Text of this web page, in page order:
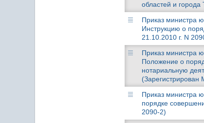
областей и
Приказ министра
Инструкцию о
21.10.2010 г. N
Приказ министра
Положение о
нотариальную
Приказ министра
порядке
2090-2)